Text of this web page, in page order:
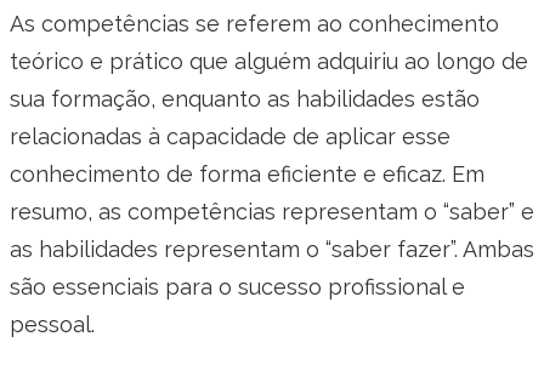
As competências se referem ao conhecimento
teórico e prático que alguém adquiriu ao longo de
sua formação, enquanto as habilidades estão
relacionadas à capacidade de aplicar esse
conhecimento de forma eficiente e eficaz. Em
resumo, as competências representam o “saber” e
as habilidades representam o “saber fazer”. Ambas
são essenciais para o sucesso profissional e
pessoal.